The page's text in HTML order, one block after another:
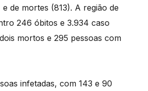
de mortes (813). A região de
246 óbitos e 3.934 caso
mortos e 295 pessoas com
infetadas, com 143 e 90